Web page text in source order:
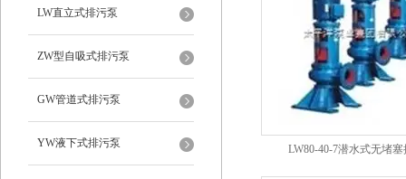
LW直立式排污泵
ZW型自吸式排污泵
GW管道式排污泵
YW液下式排污泵 LW80-40-7潜水式无堵